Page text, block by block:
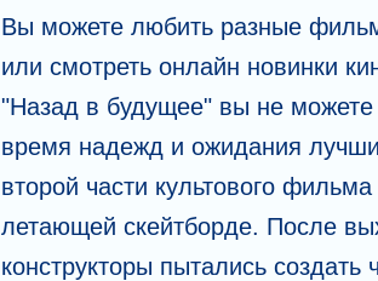
Вы можете любить разные
или смотреть онлайн новинки
"Назад в будущее" вы не
время надежд и ожидания
второй части культового
летающей скейтборде. После
конструкторы пытались